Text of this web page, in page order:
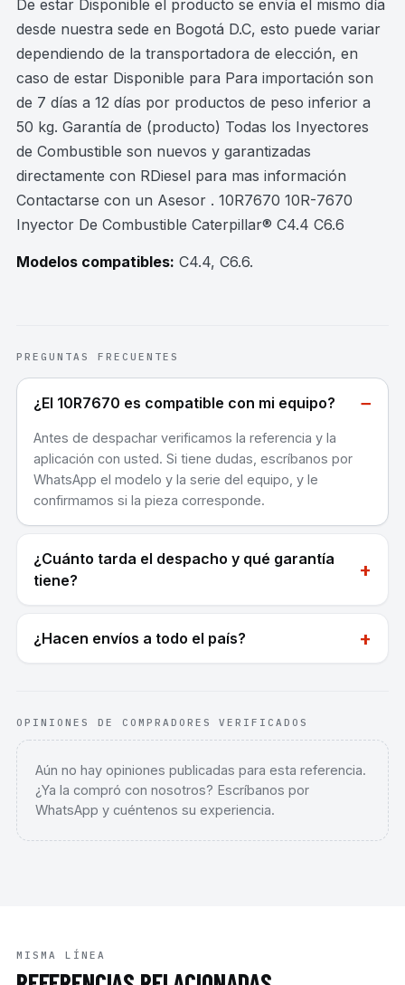
De estar Disponible el producto se envía el mismo día
desde nuestra sede en Bogotá D.C, esto puede variar
dependiendo de la transportadora de elección, en
caso de estar Disponible para Para importación son
de 7 días a 12 días por productos de peso inferior a
50 kg. Garantía de (producto) Todas los Inyectores
de Combustible son nuevos y garantizadas
directamente con RDiesel para mas información
Contactarse con un Asesor . 10R7670 10R-7670
Inyector De Combustible Caterpillar® C4.4 C6.6
Modelos compatibles: C4.4, C6.6.
PREGUNTAS FRECUENTES
¿El 10R7670 es compatible con mi equipo? −
Antes de despachar verificamos la referencia y la
aplicación con usted. Si tiene dudas, escríbanos por
WhatsApp el modelo y la serie del equipo, y le
confirmamos si la pieza corresponde.
¿Cuánto tarda el despacho y qué garantía
tiene?
+
¿Hacen envíos a todo el país? +
OPINIONES DE COMPRADORES VERIFICADOS
Aún no hay opiniones publicadas para esta referencia.
¿Ya la compró con nosotros? Escríbanos por
WhatsApp y cuéntenos su experiencia.
MISMA LÍNEA